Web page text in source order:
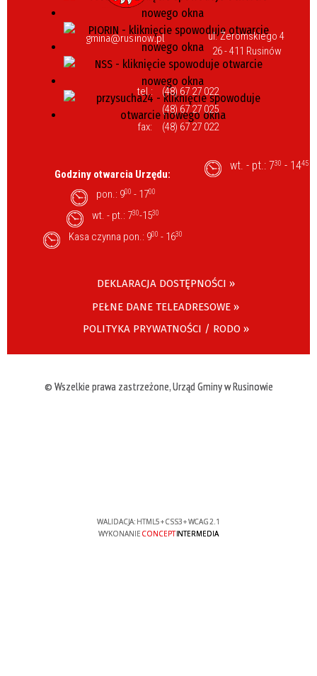
gmina@rusinow.pl
ul. Żeromskiego 4
26 - 411 Rusinów
tel.:
(48) 67 27 022
(48) 67 27 025
fax:
(48) 67 27 022
Godziny otwarcia Urzędu:
pon.: 900 - 1700
wt. - pt.: 730-1530
Kasa czynna pon.: 900 - 1630
wt. - pt.: 730 - 1445
DEKLARACJA DOSTĘPNOŚCI »
PEŁNE DANE TELEADRESOWE »
POLITYKA PRYWATNOŚCI / RODO »
© Wszelkie prawa zastrzeżone, Urząd Gminy w Rusinowie
WALIDACJA: HTML5+CSS3+WCAG 2.1
WYKONANIE CONCEPTINTERMEDIA